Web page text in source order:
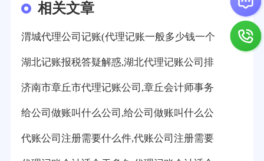
相关文章
渭城代理公司记账(代理记账一般多少钱一个
湖北记账报税答疑解惑,湖北代理记账公司排
济南市章丘市代理记账公司,章丘会计师事务
给公司做账叫什么公司,给公司做账叫什么公
代账公司注册需要什么件,代账公司注册需要